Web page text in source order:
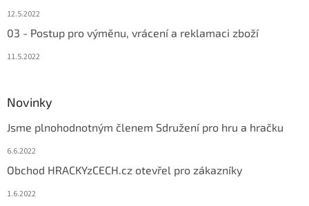
12.5.2022
03 - Postup pro výměnu, vrácení a reklamaci zboží
11.5.2022
Novinky
Jsme plnohodnotným členem Sdružení pro hru a hračku
6.6.2022
Obchod HRACKYzCECH.cz otevřel pro zákazníky
1.6.2022